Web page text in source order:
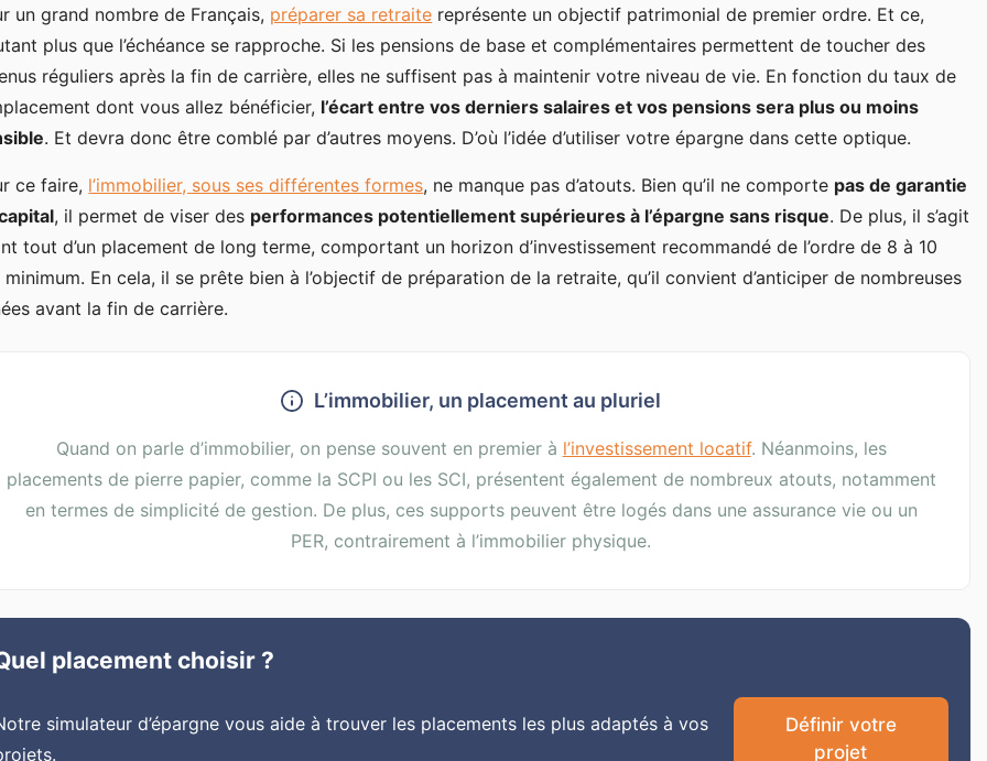
un grand nombre de Français, préparer sa retraite représente un objectif patrimonial de premier ordre. Et ce,
plus que l’échéance se rapproche. Si les pensions de base et complémentaires permettent de toucher des
réguliers après la fin de carrière, elles ne suffisent pas à maintenir votre niveau de vie. En fonction du taux de
dont vous allez bénéficier, l’écart entre vos derniers salaires et vos pensions sera plus ou moins
. Et devra donc être comblé par d’autres moyens. D’où l’idée d’utiliser votre épargne dans cette optique.
ce faire, l’immobilier, sous ses différentes formes, ne manque pas d’atouts. Bien qu’il ne comporte pas de garantie
, il permet de viser des performances potentiellement supérieures à l’épargne sans risque. De plus, il s’agit
tout d’un placement de long terme, comportant un horizon d’investissement recommandé de l’ordre de 8 à 10
minimum. En cela, il se prête bien à l’objectif de préparation de la retraite, qu’il convient d’anticiper de nombreuses
avant la fin de carrière.
L’immobilier, un placement au pluriel
Quand on parle d’immobilier, on pense souvent en premier à l’investissement locatif. Néanmoins, les
placements de pierre papier, comme la SCPI ou les SCI, présentent également de nombreux atouts, notamment
en termes de simplicité de gestion. De plus, ces supports peuvent être logés dans une assurance vie ou un
PER, contrairement à l’immobilier physique.
placement choisir ?
simulateur d’épargne vous aide à trouver les placements les plus adaptés à vos
Définir votre
projet